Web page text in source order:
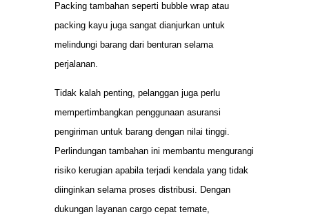
Packing tambahan seperti bubble wrap atau
packing kayu juga sangat dianjurkan untuk
melindungi barang dari benturan selama
perjalanan.
Tidak kalah penting, pelanggan juga perlu
mempertimbangkan penggunaan asuransi
pengiriman untuk barang dengan nilai tinggi.
Perlindungan tambahan ini membantu mengurangi
risiko kerugian apabila terjadi kendala yang tidak
diinginkan selama proses distribusi. Dengan
dukungan layanan cargo cepat ternate,